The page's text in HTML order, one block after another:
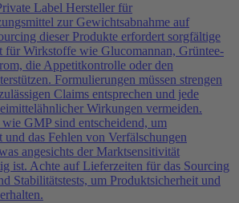
Label Hersteller für
zur Gewichtsabnahme auf
dieser Produkte erfordert sorgfältige
für Wirkstoffe wie Glucomannan, Grüntee-
die Appetitkontrolle oder den
Formulierungen müssen strengen
Claims entsprechen und jede
Wirkungen vermeiden.
GMP sind entscheidend, um
und das Fehlen von Verfälschungen
angesichts der Marktsensitivität
ist. Achte auf Lieferzeiten für das Sourcing
Stabilitätstests, um Produktsicherheit und